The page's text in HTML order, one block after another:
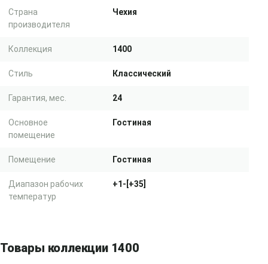
Страна
производителя
Чехия
Коллекция 1400
Стиль Классический
Гарантия, мес. 24
Основное
помещение
Гостиная
Помещение Гостиная
Диапазон рабочих
температур
+1-[+35]
Товары коллекции 1400